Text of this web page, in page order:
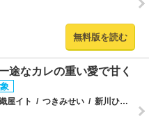
無料版を読む
途なカレの重い愛で甘く
屋イト / つきみせい / 新川ひより